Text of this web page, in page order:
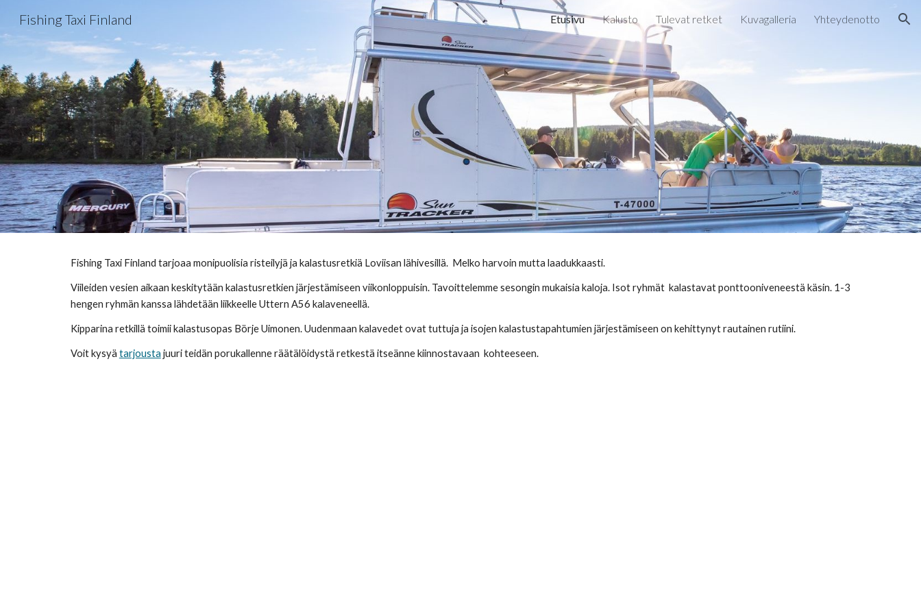
Skip to main content Skip to navigation
Fishing Taxi Finland Etusivu Kalusto Tulevat retket Kuvagalleria Yhteydenotto
Fishing Taxi Finland tarjoaa monipuolisia risteilyjä ja kalastusretkiä Loviisan lähivesillä. Melko harvoin mutta laadukkaasti.
Viileiden vesien aikaan keskitytään kalastusretkien järjestämiseen viikonloppuisin. Tavoittelemme sesongin mukaisia kaloja. Isot ryhmät kalastavat ponttooniveneestä käsin. 1-3
hengen ryhmän kanssa lähdetään liikkeelle Uttern A56 kalaveneellä.
Kipparina retkillä toimii kalastusopas Börje Uimonen. Uudenmaan kalavedet ovat tuttuja ja isojen kalastustapahtumien järjestämiseen on kehittynyt rautainen rutiini.
Voit kysyä tarjousta juuri teidän porukallenne räätälöidystä retkestä itseänne kiinnostavaan kohteeseen.